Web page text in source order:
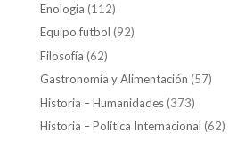
Enología (112)
Equipo futbol (92)
Filosofía (62)
Gastronomía y Alimentación (57)
Historia – Humanidades(373)
Historia – Política Internacional (62)